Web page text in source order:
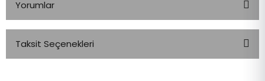
Yorumlar
Taksit Seçenekleri